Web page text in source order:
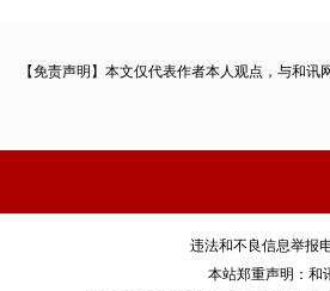
【免责声明】本文仅代表作者本人观点，与和
违法和不良信息举报
本站郑重声明：和